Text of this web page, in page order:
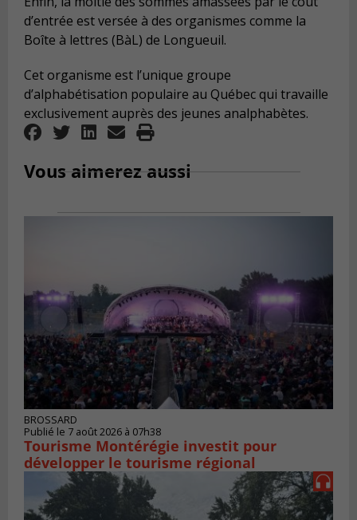
d’entrée est versée à des organismes comme la
Boîte à lettres (BàL) de Longueuil.
Cet organisme est l’unique groupe
d’alphabétisation populaire au Québec qui travaille
exclusivement auprès des jeunes analphabètes.
Vous aimerez aussi
BROSSARD
Publié le 7 août 2026 à 07h38
Tourisme Montérégie investit pour
développer le tourisme régional